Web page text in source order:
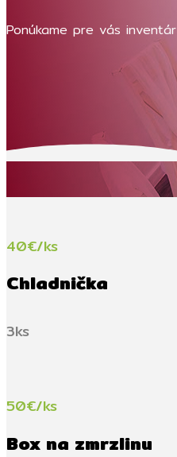
Ponúkame pre vás
40€/ks
Chladnička
3ks
50€/ks
Box na zmrzlinu